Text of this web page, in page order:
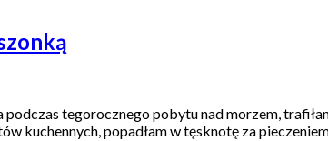
tegorocznego pobytu nad morzem,
kuchennych, popadłam w tęsknotę za